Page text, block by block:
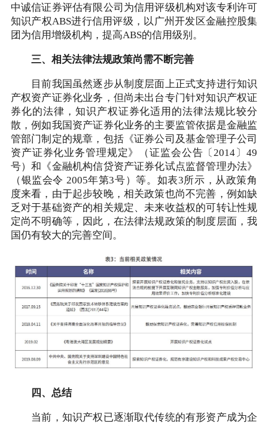
中诚信证券评估有限公司为信用评级机构对该专利许可
知识产权ABS进行信用评级，以广州开发区金融控股集
团为信用增级机构，提高ABS的信用级别。
三、相关法律法规政策尚需不断完善
目前我国虽然逐步从制度层面上正式支持进行知识
产权资产证券化业务，但尚未出台专门针对知识产权证
券化的法律，知识产权证券化适用的法律法规比较分
散，例如我国资产证券化业务的主要监管依据是金融监
管部门制定的规章，包括《证券公司及基金管理子公司
资产证券化业务管理规定》（证监会公告〔2014〕49
号）和《金融机构信贷资产证券化试点监督管理办法》
（银监会令 2005年第3号）等。如表3所示，从政策角
度来看，由于起步较晚，相关政策也尚不完善，例如缺
乏对于基础资产的相关规定、未来收益权的可转让性规
定尚不明确等，因此，在法律法规政策的制度层面，我
国仍有较大的完善空间。
四、总结
当前，知识产权已逐渐取代传统的有形资产成为企